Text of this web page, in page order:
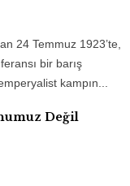
24 Temmuz 1923’te,
bir barış
kampın...
Değil